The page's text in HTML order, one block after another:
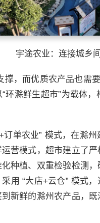
宇途农业：连接城乡
撑，而优质农产品也需
环滁鲜生超市”为载体
订单农业” 模式，在滁
营模式，超市建立了
种植、双重检验检测
用 “大店+云仓” 模式
新鲜的滁州农产品，